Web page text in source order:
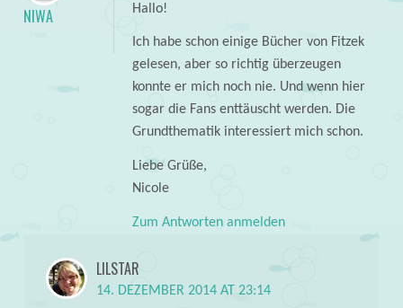
NIWA Hallo!
Ich habe schon einige Bücher von Fitzek
gelesen, aber so richtig überzeugen
konnte er mich noch nie. Und wenn hier
sogar die Fans enttäuscht werden. Die
Grundthematik interessiert mich schon.
Liebe Grüße,
Nicole
Zum Antworten anmelden
LILSTAR
14. DEZEMBER 2014 AT 23:14